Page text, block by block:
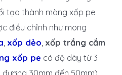
tạo thành màng xốp pe
điều chỉnh như mong
xốp dẻo xốp trắng cắm
xốp pe có độ dày từ 3
30mm đến 50mm)